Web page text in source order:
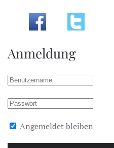
Anmeldung
Angemeldet bleiben